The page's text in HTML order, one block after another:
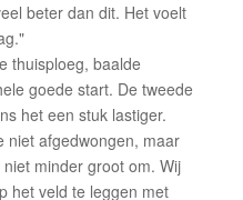
beter dan dit. Het voelt
thuisploeg, baalde
goede start. De tweede
het een stuk lastiger.
niet afgedwongen, maar
minder groot om. Wij
het veld te leggen met